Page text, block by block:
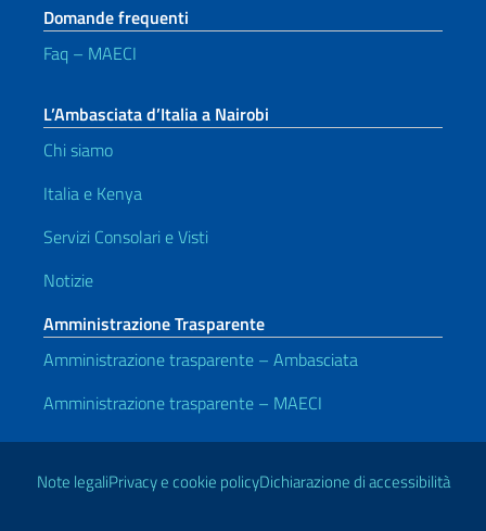
Domande frequenti
Faq – MAECI
L’Ambasciata d’Italia a Nairobi
Chi siamo
Italia e Kenya
Servizi Consolari e Visti
Notizie
Amministrazione Trasparente
Amministrazione trasparente – Ambasciata
Amministrazione trasparente – MAECI
Link Utili
Note legaliPrivacy e cookie policyDichiarazione di accessibilità